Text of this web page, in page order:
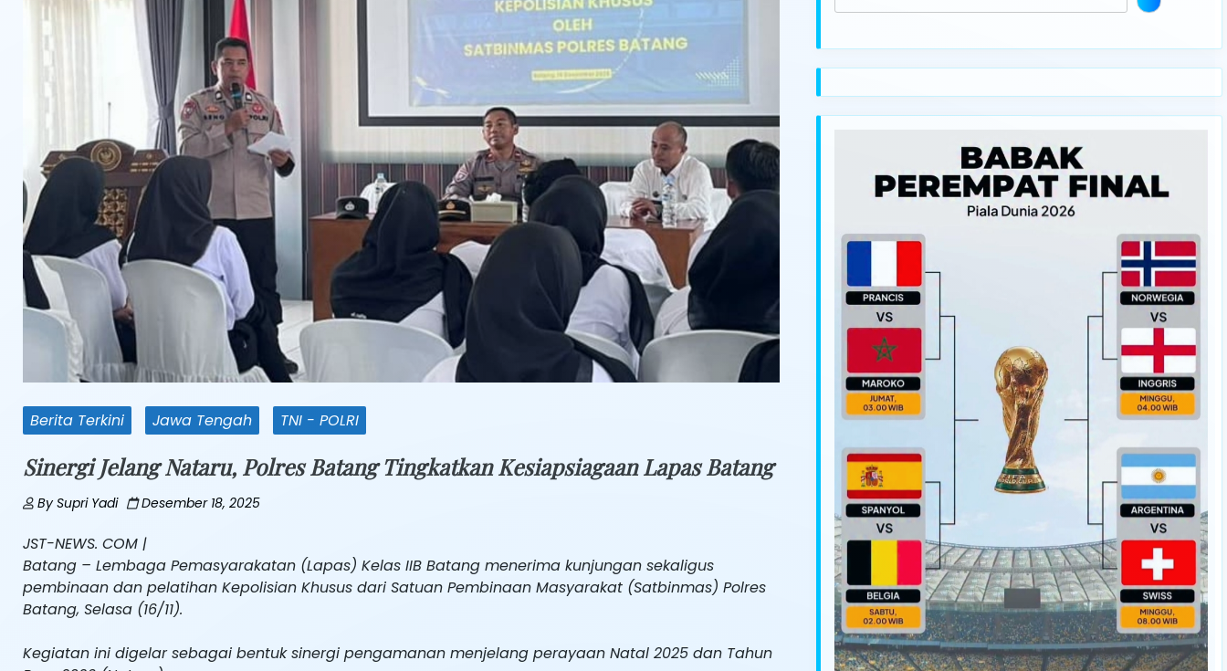
Berita Terkini Jawa Tengah TNI - POLRI
Sinergi Jelang Nataru, Polres Batang Tingkatkan Kesiapsiagaan Lapas Batang
BySupri Yadi Desember 18, 2025
JST-NEWS. COM |
Batang – Lembaga Pemasyarakatan (Lapas) Kelas IIB Batang menerima kunjungan sekaligus
pembinaan dan pelatihan Kepolisian Khusus dari Satuan Pembinaan Masyarakat (Satbinmas) Polres
Batang, Selasa (16/11).
Kegiatan ini digelar sebagai bentuk sinergi pengamanan menjelang perayaan Natal 2025 dan Tahun